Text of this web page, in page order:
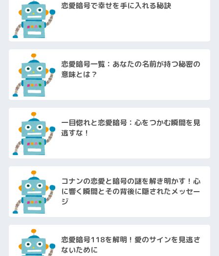
恋愛暗号で幸せを手に入れる秘訣
恋愛暗号一覧：あなたの名前が持つ秘密の
意味とは？
一目惚れと恋愛暗号：心をつかむ瞬間を見
逃すな！
コナンの恋愛と暗号の謎を解き明かす！心
に響く瞬間とその背後に隠されたメッセー
ジ
恋愛暗号118を解明！愛のサインを見逃さ
ないために